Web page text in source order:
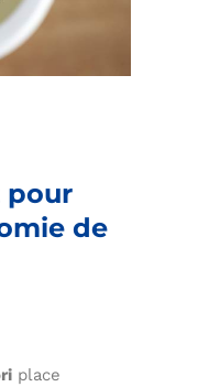
pour
de
place